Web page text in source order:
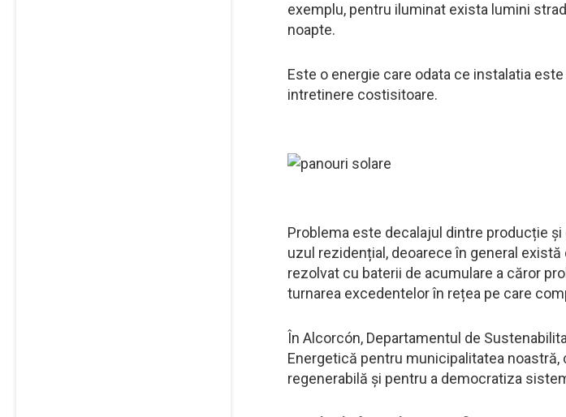
exemplu, pentru iluminat exista lumini
noapte.
Este o energie care odata ce instalatia
intretinere costisitoare.
Problema este decalajul dintre producție
uzul rezidențial, deoarece în general
rezolvat cu baterii de acumulare a căror
turnarea excedentelor în rețea pe care
În Alcorcón, Departamentul de
Energetică pentru municipalitatea
regenerabilă și pentru a democratiza